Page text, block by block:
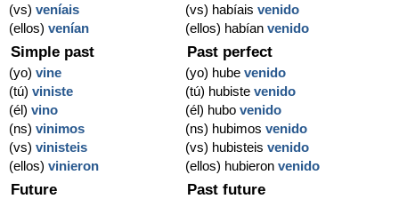
(vs) veníais
(ellos) venían
(vs) habíaisvenido
(ellos) habíanvenido
Simple past
(yo) vine
(tú) viniste
(él) vino
(ns) vinimos
(vs) vinisteis
(ellos) vinieron
Past perfect
(yo) hubevenido
(tú) hubistevenido
(él) hubovenido
(ns) hubimosvenido
(vs) hubisteisvenido
(ellos) hubieronvenido
Future Past future